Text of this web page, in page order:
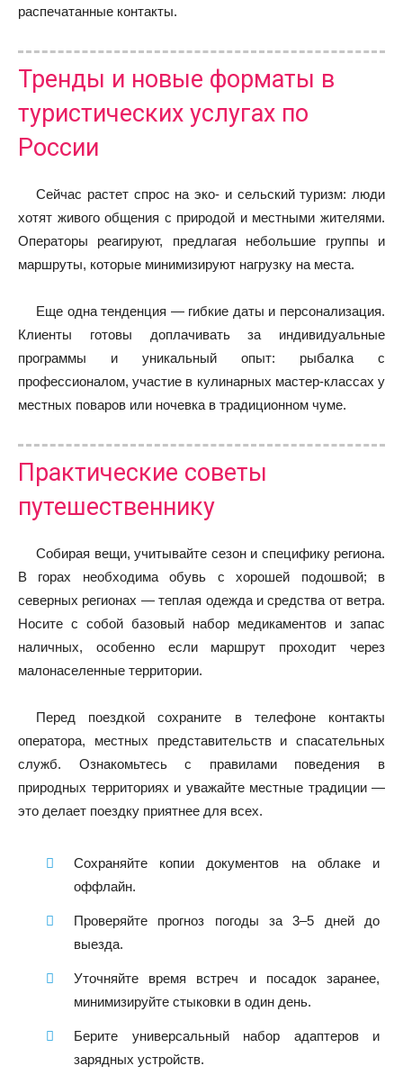
распечатанные контакты.
Тренды и новые форматы в
туристических услугах по
России
Сейчас растет спрос на эко- и сельский туризм: люди
хотят живого общения с природой и местными жителями.
Операторы реагируют, предлагая небольшие группы и
маршруты, которые минимизируют нагрузку на места.
Еще одна тенденция — гибкие даты и персонализация.
Клиенты готовы доплачивать за индивидуальные
программы и уникальный опыт: рыбалка с
профессионалом, участие в кулинарных мастер‑классах у
местных поваров или ночевка в традиционном чуме.
Практические советы
путешественнику
Собирая вещи, учитывайте сезон и специфику региона.
В горах необходима обувь с хорошей подошвой; в
северных регионах — теплая одежда и средства от ветра.
Носите с собой базовый набор медикаментов и запас
наличных, особенно если маршрут проходит через
малонаселенные территории.
Перед поездкой сохраните в телефоне контакты
оператора, местных представительств и спасательных
служб. Ознакомьтесь с правилами поведения в
природных территориях и уважайте местные традиции —
это делает поездку приятнее для всех.
Сохраняйте копии документов на облаке и
оффлайн.
Проверяйте прогноз погоды за 3–5 дней до
выезда.
Уточняйте время встреч и посадок заранее,
минимизируйте стыковки в один день.
Берите универсальный набор адаптеров и
зарядных устройств.